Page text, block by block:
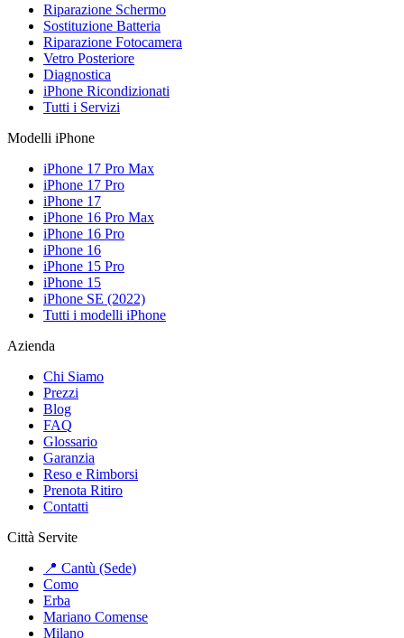
Riparazione Schermo
Sostituzione Batteria
Riparazione Fotocamera
Vetro Posteriore
Diagnostica
iPhone Ricondizionati
Tutti i Servizi
Modelli iPhone
iPhone 17 Pro Max
iPhone 17 Pro
iPhone 17
iPhone 16 Pro Max
iPhone 16 Pro
iPhone 16
iPhone 15 Pro
iPhone 15
iPhone SE (2022)
Tutti i modelli iPhone
Azienda
Chi Siamo
Prezzi
Blog
FAQ
Glossario
Garanzia
Reso e Rimborsi
Prenota Ritiro
Contatti
Città Servite
📍 Cantù (Sede)
Como
Erba
Mariano Comense
Milano